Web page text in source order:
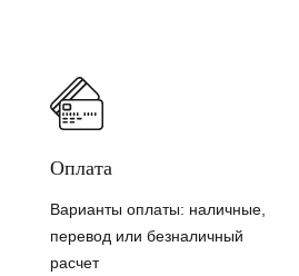
Оплата
Варианты оплаты: наличные,
перевод или безналичный
расчет